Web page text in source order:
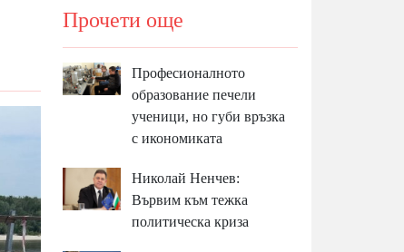
Прочети още
Професионалното
образование печели
ученици, но губи връзка
с икономиката
Николай Ненчев:
Вървим към тежка
политическа криза